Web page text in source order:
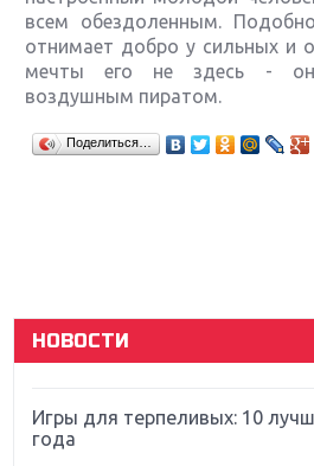
всем обездоленным.
отнимает добро у сильных и
мечты его не здесь - он
воздушным пиратом.
Поделиться…
НОВОСТИ
Крупнейшие релизы мая:
Sony
Far Cry 5: хвалить нельзя
Игры для терпеливых: 10
года